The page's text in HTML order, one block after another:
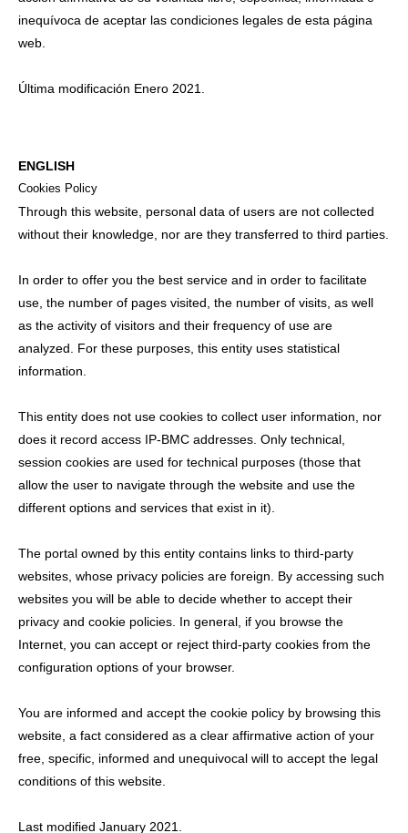
inequívoca de aceptar las condiciones legales de esta página
web.
Última modificación Enero 2021.
ENGLISH
Cookies Policy
Through this website, personal data of users are not collected
without their knowledge, nor are they transferred to third parties.
In order to offer you the best service and in order to facilitate
use, the number of pages visited, the number of visits, as well
as the activity of visitors and their frequency of use are
analyzed. For these purposes, this entity uses statistical
information.
This entity does not use cookies to collect user information, nor
does it record access IP-BMC addresses. Only technical,
session cookies are used for technical purposes (those that
allow the user to navigate through the website and use the
different options and services that exist in it).
The portal owned by this entity contains links to third-party
websites, whose privacy policies are foreign. By accessing such
websites you will be able to decide whether to accept their
privacy and cookie policies. In general, if you browse the
Internet, you can accept or reject third-party cookies from the
configuration options of your browser.
You are informed and accept the cookie policy by browsing this
website, a fact considered as a clear affirmative action of your
free, specific, informed and unequivocal will to accept the legal
conditions of this website.
Last modified January 2021.